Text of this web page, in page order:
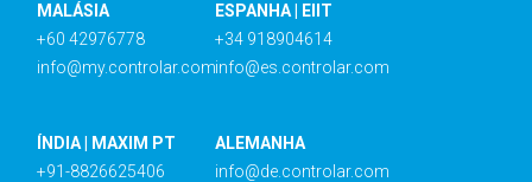
MALÁSIA
+60 42976778
info@my.controlar.com
ESPANHA | EIIT
+34 918904614
info@es.controlar.com
ÍNDIA | MAXIM PT
+91-8826625406
ALEMANHA
info@de.controlar.com